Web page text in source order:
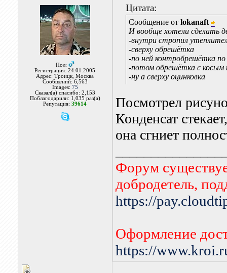
Пол:
Регистрация: 24.01.2005
Адрес: Троицк, Москва
Сообщений: 6,563
Images: 75
Сказал(а) спасибо: 2,153
Поблагодарили: 1,035 раз(а)
Репутация:39614
Цитата:
Сообщение от lokanaft
И вообще хотели сделать
-внутри стропил
-сверху обрешётка
-по ней контробрешётка
-потом обрешётка с косым
-ну а сверху оцинковка
Посмотрел
Конденсат
она сгниет
Форум
добродетель,
https://
Оформление
https://